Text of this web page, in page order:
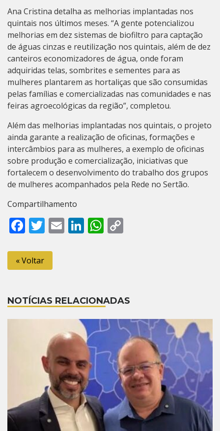
Ana Cristina detalha as melhorias implantadas nos
quintais nos últimos meses. “A gente potencializou
melhorias em dez sistemas de biofiltro para captação
de águas cinzas e reutilização nos quintais, além de dez
canteiros economizadores de água, onde foram
adquiridas telas, sombrites e sementes para as
mulheres plantarem as hortaliças que são consumidas
pelas famílias e comercializadas nas comunidades e nas
feiras agroecológicas da região”, completou.
Além das melhorias implantadas nos quintais, o projeto
ainda garante a realização de oficinas, formações e
intercâmbios para as mulheres, a exemplo de oficinas
sobre produção e comercialização, iniciativas que
fortalecem o desenvolvimento do trabalho dos grupos
de mulheres acompanhados pela Rede no Sertão.
Compartilhamento
Facebook
Twitter
EmailLinkedIn
WhatsApp
« Voltar
NOTÍCIAS RELACIONADAS